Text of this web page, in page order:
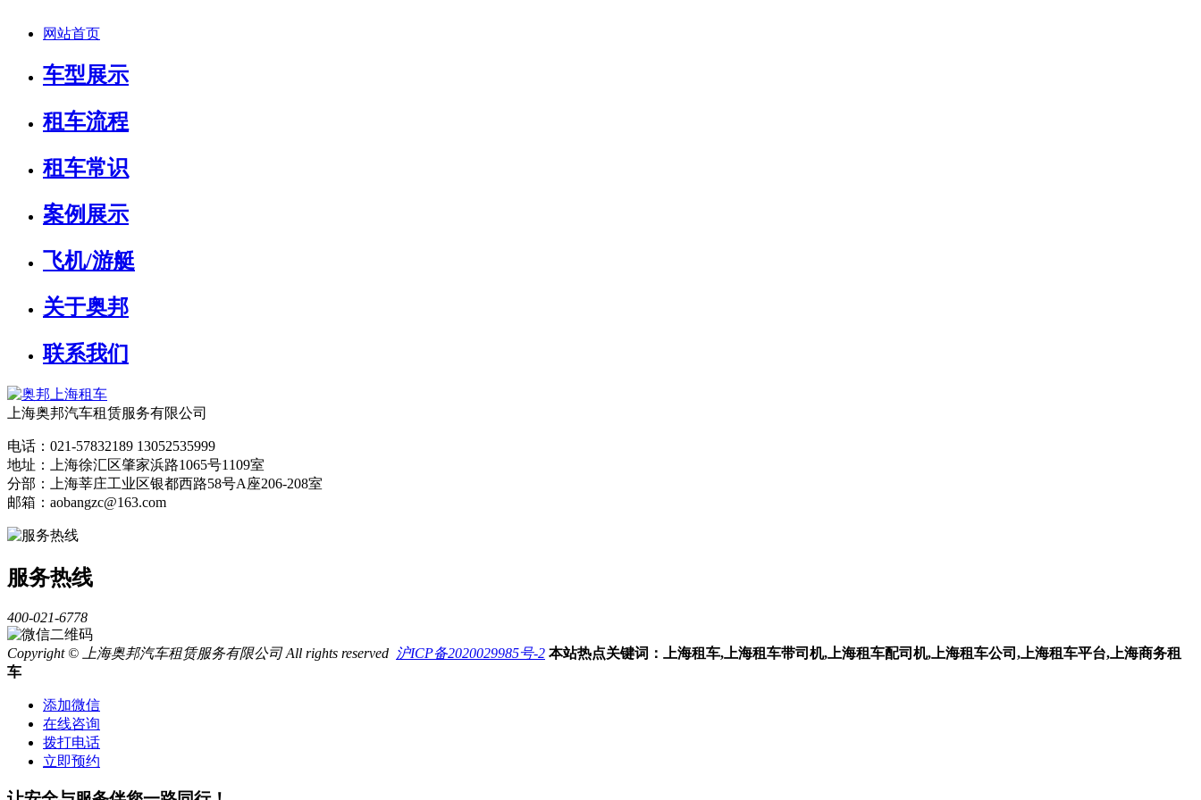
网站首页
车型展示
租车流程
租车常识
案例展示
飞机/游艇
关于奥邦
联系我们
上海奥邦汽车租赁服务有限公司
电话：021-57832189 13052535999
地址：上海徐汇区肇家浜路1065号1109室
分部：上海莘庄工业区银都西路58号A座206-208室
邮箱：aobangzc@163.com
服务热线
400-021-6778
Copyright © 上海奥邦汽车租赁服务有限公司 All rights reserved 沪ICP备2020029985号-2 本站热点关键词：上海租车,上海租车带司机,上海租车配司机,上海租车公司,上海租车平台,上海商务租
车
添加微信
在线咨询
拨打电话
立即预约